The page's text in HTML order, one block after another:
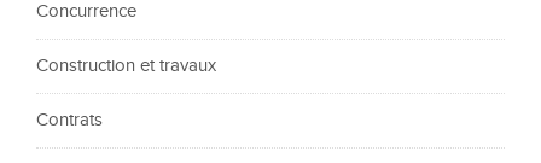
Concurrence
Construction et travaux
Contrats